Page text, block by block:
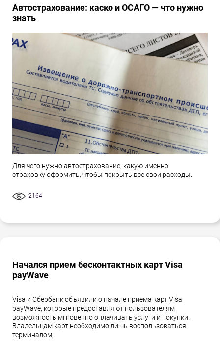
Автострахование: каско и ОСАГО — что нужно
знать
Для чего нужно автострахование, какую именно
страховку оформить, чтобы покрыть все свои расходы.
2164
Начался прием бесконтактных карт Visa
payWave
Visa и Сбербанк объявили о начале приема карт Visa
payWave, которые предоставляют пользователям
возможность мгновенно оплачивать услуги и покупки.
Владельцам карт необходимо лишь воспользоваться
терминалом,